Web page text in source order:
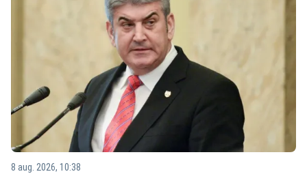
8 aug. 2026, 10:38